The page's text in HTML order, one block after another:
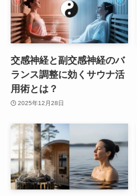
交感神経と副交感神経のバ
ランス調整に効くサウナ活
用術とは？
2025年12月28日